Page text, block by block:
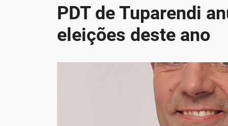
PDT de Tuparendi
eleições deste ano